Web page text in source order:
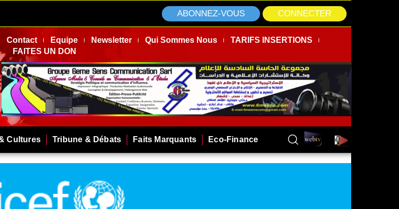
ABONNEZ-VOUS CONNECTER
Contact Equipe Newsletter Qui Sommes Nous
TARIFS INSERTIONS
FAITES UN DON
Cultures Tribune & Débats Faits Marquants Eco-Finance